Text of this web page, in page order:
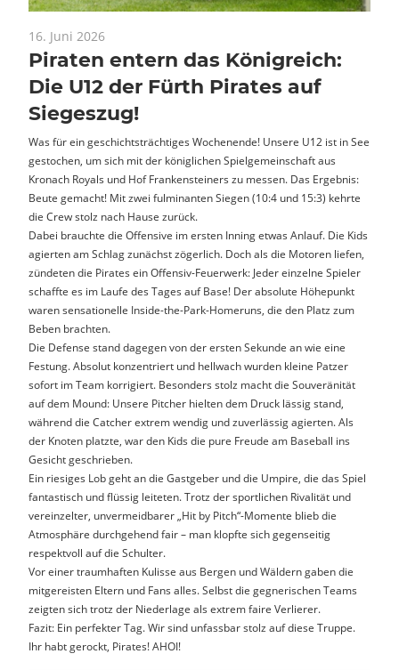
16. Juni 2026
Piraten entern das Königreich:
Die U12 der Fürth Pirates auf
Siegeszug!
Was für ein geschichtsträchtiges Wochenende! Unsere U12 ist in See
gestochen, um sich mit der königlichen Spielgemeinschaft aus
Kronach Royals und Hof Frankensteiners zu messen. Das Ergebnis:
Beute gemacht! Mit zwei fulminanten Siegen (10:4 und 15:3) kehrte
die Crew stolz nach Hause zurück.
Dabei brauchte die Offensive im ersten Inning etwas Anlauf. Die Kids
agierten am Schlag zunächst zögerlich. Doch als die Motoren liefen,
zündeten die Pirates ein Offensiv-Feuerwerk: Jeder einzelne Spieler
schaffte es im Laufe des Tages auf Base! Der absolute Höhepunkt
waren sensationelle Inside-the-Park-Homeruns, die den Platz zum
Beben brachten.
Die Defense stand dagegen von der ersten Sekunde an wie eine
Festung. Absolut konzentriert und hellwach wurden kleine Patzer
sofort im Team korrigiert. Besonders stolz macht die Souveränität
auf dem Mound: Unsere Pitcher hielten dem Druck lässig stand,
während die Catcher extrem wendig und zuverlässig agierten. Als
der Knoten platzte, war den Kids die pure Freude am Baseball ins
Gesicht geschrieben.
Ein riesiges Lob geht an die Gastgeber und die Umpire, die das Spiel
fantastisch und flüssig leiteten. Trotz der sportlichen Rivalität und
vereinzelter, unvermeidbarer „Hit by Pitch“-Momente blieb die
Atmosphäre durchgehend fair – man klopfte sich gegenseitig
respektvoll auf die Schulter.
Vor einer traumhaften Kulisse aus Bergen und Wäldern gaben die
mitgereisten Eltern und Fans alles. Selbst die gegnerischen Teams
zeigten sich trotz der Niederlage als extrem faire Verlierer.
Fazit: Ein perfekter Tag. Wir sind unfassbar stolz auf diese Truppe.
Ihr habt gerockt, Pirates! AHOI!